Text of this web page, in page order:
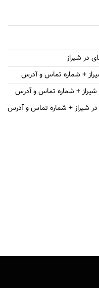
در شیراز
+ شماره تماس و آدرس
شیراز + شماره تماس و آدرس
شیراز + شماره تماس و آدرس